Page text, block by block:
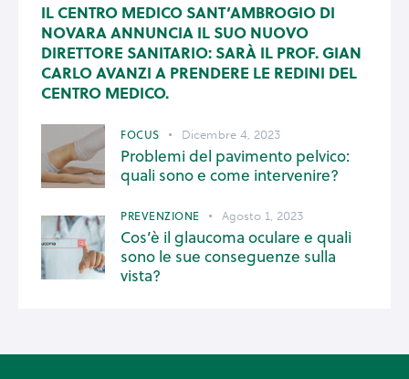
IL CENTRO MEDICO SANT’AMBROGIO DI
NOVARA ANNUNCIA IL SUO NUOVO
DIRETTORE SANITARIO: SARÀ IL PROF. GIAN
CARLO AVANZI A PRENDERE LE REDINI DEL
CENTRO MEDICO.
FOCUS Dicembre 4, 2023
Problemi del pavimento pelvico:
quali sono e come intervenire?
PREVENZIONE Agosto 1, 2023
Cos’è il glaucoma oculare e quali
sono le sue conseguenze sulla
vista?